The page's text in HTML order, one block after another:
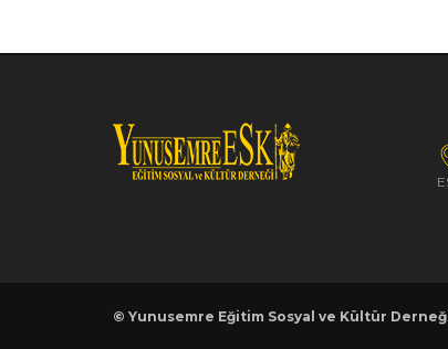
© Yunusemre Eğitim Sosyal ve Kültür